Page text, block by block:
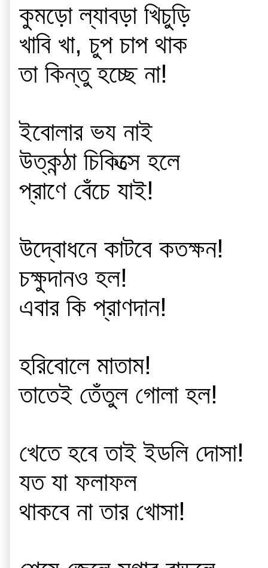
কুমড়ো ল্যাবড়া খিচুড়ি
খাবি খা, চুপ চাপ থাক
তা কিন্তু হচ্ছে না!
ইবোলার ভয নাই
উত্কন্ঠা চিকিত্সে হলে
প্রাণে বেঁচে যাই!
উদ্বোধনে কাটবে কতক্ষন!
চক্ষুদানও হল!
এবার কি প্রাণদান!
হরিবোলে মাতাম!
তাতেই তেঁতুল গোলা হল!
খেতে হবে তাই ইডলি দোসা!
যত যা ফলাফল
থাকবে না তার খোসা!